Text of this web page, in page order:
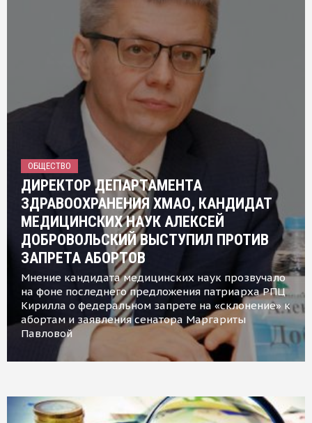
ОБЩЕСТВО
ДИРЕКТОР ДЕПАРТАМЕНТА
ЗДРАВООХРАНЕНИЯ ХМАО, КАНДИДАТ
МЕДИЦИНСКИХ НАУК АЛЕКСЕЙ
ДОБРОВОЛЬСКИЙ ВЫСТУПИЛ ПРОТИВ
ЗАПРЕТА АБОРТОВ
Мнение кандидата медицинских наук прозвучало
на фоне последнего предложения патриарха РПЦ
Кирилла о федеральном запрете на «склонение» к
абортам и заявления сенатора Маргариты
Павловой